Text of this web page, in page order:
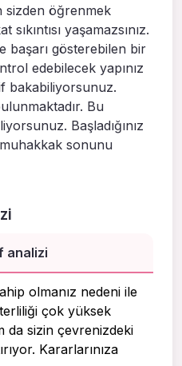
sizden öğrenmek
yaşamazsınız.
başarı gösterebilen bir
edebilecek yapınız
bakabiliyorsunuz.
Bu
Başladığınız
muhakkak sonunu
analizi
olmanız nedeni ile
çok yüksek
da sizin çevrenizdeki
Kararlarınıza